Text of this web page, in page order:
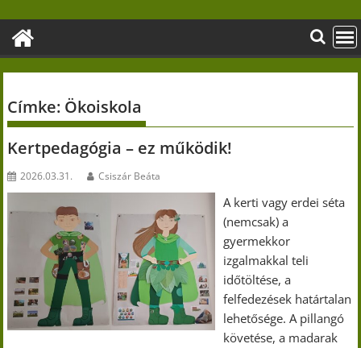
content
Címke: Ökoiskola
Kertpedagógia – ez működik!
2026.03.31. Csiszár Beáta
A kerti vagy erdei séta
(nemcsak) a
gyermekkor
izgalmakkal teli
időtöltése, a
felfedezések határtalan
lehetősége. A pillangó
követése, a madarak